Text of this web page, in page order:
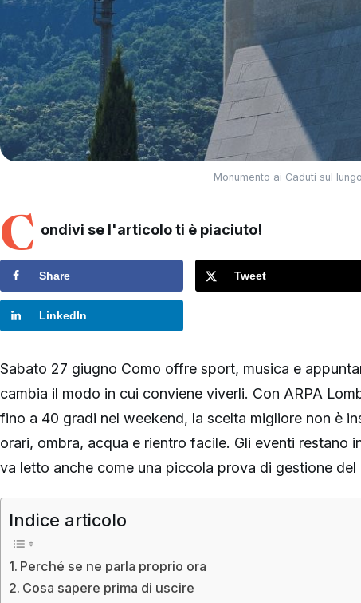
Monumento ai Caduti sul
C ondivi se l'articolo ti è piaciuto!
Share Tweet
LinkedIn
Sabato 27 giugno Como offre sport, musica e
cambia il modo in cui conviene viverli. Con ARPA
fino a 40 gradi nel weekend, la scelta migliore non è
orari, ombra, acqua e rientro facile. Gli eventi restano
va letto anche come una piccola prova di gestione del
Indice articolo
Perché se ne parla proprio ora
Cosa sapere prima di uscire